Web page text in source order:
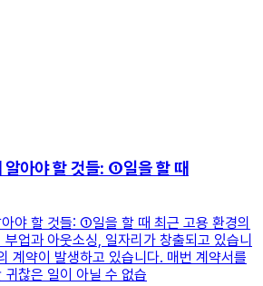
알아야 할 것들: ①일을 할 때
야 할 것들: ①일을 할 때 최근 고용 환경의
업과 아웃소싱, 일자리가 창출되고 있습니
계약이 발생하고 있습니다. 매번 계약서를
찮은 일이 아닐 수 없습